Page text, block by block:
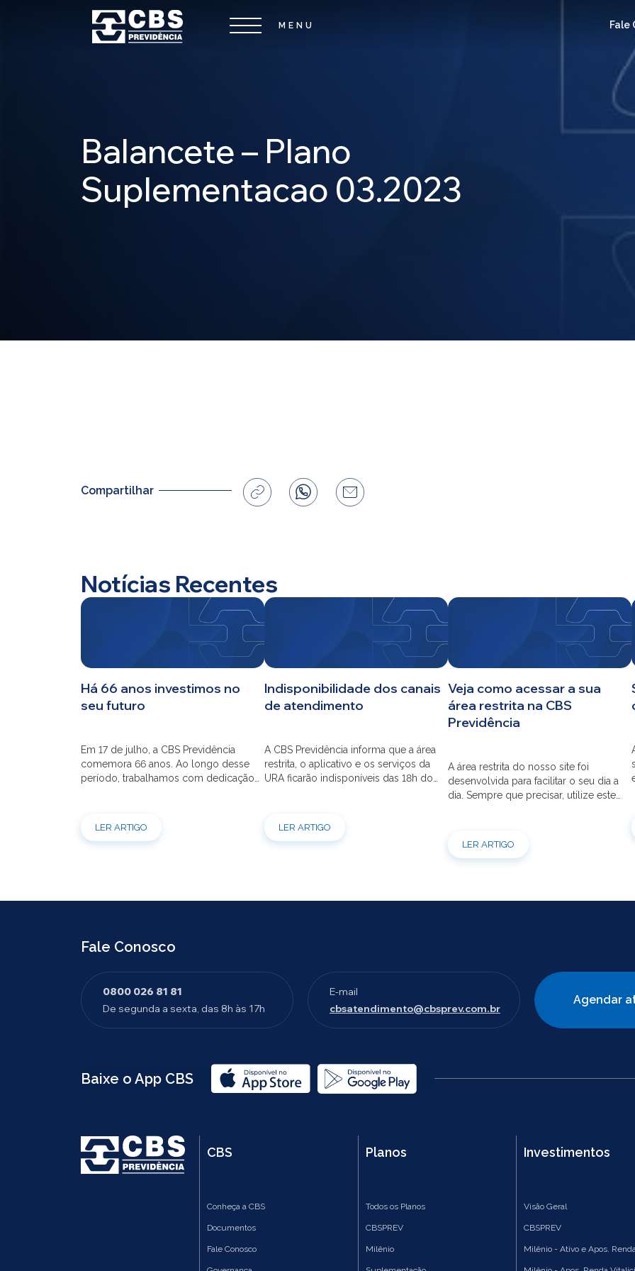
Fale
CBS
Planos
Investimentos
Balancete – Plano
Suplementacao 03.2023
Compartilhar
Notícias Recentes
Há 66 anos investimos no
seu futuro
Em 17 de julho, a CBS Previdência
comemora 66 anos. Ao longo desse
período, trabalhamos com dedicação
aniversário, reforçamos o nosso
LER ARTIGO
Indisponibilidade dos canais
de atendimento
A CBS Previdência informa que a área
restrita, o aplicativo e os serviços da
URA ficarão indisponíveis das 18h do
por e-mail também ficarão
LER ARTIGO
Veja como acessar a sua
área restrita na CBS
Previdência
A área restrita do nosso site foi
desenvolvida para facilitar o seu dia a
dia. Sempre que precisar, utilize este
acesso, confira o passo a passo.
LER ARTIGO
Fale Conosco
0800 026 81 81
De segunda a sexta, das 8h às 17h
E-mail
cbsatendimento@cbsprev.com.br
Agendar
Baixe o App CBS
CBS
Conheça a CBS
Documentos
Fale Conosco
Planos
Todos os Planos
CBSPREV
Milênio
Investimentos
Visão Geral
CBSPREV
Milênio - Ativo e Apos.